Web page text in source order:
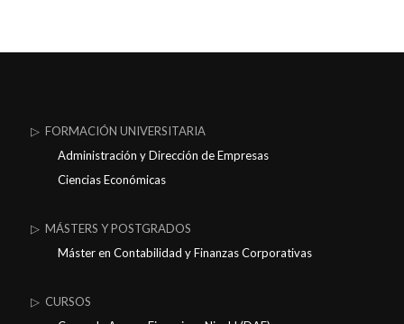
▷ FORMACIÓN UNIVERSITARIA
Administración y Dirección de Empresas
Ciencias Económicas
▷ MÁSTERS Y POSTGRADOS
Máster en Contabilidad y Finanzas Corporativas
▷ CURSOS